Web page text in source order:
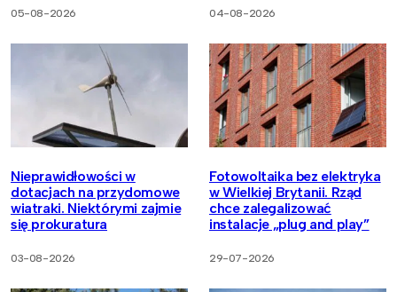
05-08-2026 04-08-2026
Nieprawidłowości w
dotacjach na przydomowe
wiatraki. Niektórymi zajmie
się prokuratura
03-08-2026
Fotowoltaika bez elektryka
w Wielkiej Brytanii. Rząd
chce zalegalizować
instalacje „plug and play”
29-07-2026